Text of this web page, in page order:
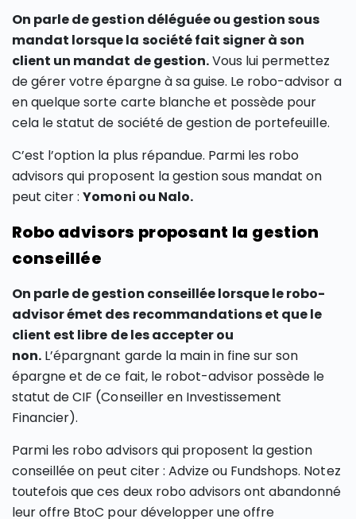
On parle de gestion déléguée ou gestionsous
mandat lorsque la société fait signer à son
client un mandat de gestion.Vous lui permettez
de gérer votre épargne à sa guise. Le robo-advisor a
en quelque sorte carte blanche et possède pour
cela le statut de société de gestion de portefeuille.
C’est l’option la plus répandue. Parmi les robo
advisors qui proposent la gestion sous mandat on
peut citer :Yomoni ou Nalo.
Robo advisors proposant la gestion
conseillée
On parle de gestion conseillée lorsque le robo-
advisor émet des recommandations et que le
client est libre de les accepter ou
non. L’épargnant garde la main in fine sur son
épargne et de ce fait, le robot-advisor possède le
statut de CIF (Conseiller en Investissement
Financier).
Parmi les robo advisors qui proposent la gestion
conseillée on peut citer : Advize ou Fundshops. Notez
toutefois que ces deux robo advisors ont abandonné
leur offre BtoC pour développer une offre